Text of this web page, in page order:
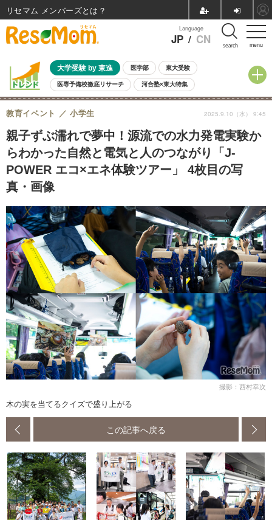
menu
Language
JP / CN search
大学受験 by 東進 医学部 東大受験
医専予備校徹底リサーチ 河合塾×東大特集
親子で考える大学選び 高校受験 中学受験 小学校受験
共通テスト 夏休み
8月開催イベント・WS 全国公立高校 過去問 人気記事
自由研究教材（小学生向け） 自由研究教材（中学生向け） ランキング
親子ずぶ濡れで夢中！源流での水力発電実験か
らわかった自然と電気と人のつながり「J-
POWER エコ×エネ体験ツアー」 4枚目の写
真・画像
教育イベント 小学生 2025.9.10（水） 9:45
撮影：西村幸次
木の実を当てるクイズで盛り上がる
この記事へ戻る
リセマム メンバーズ